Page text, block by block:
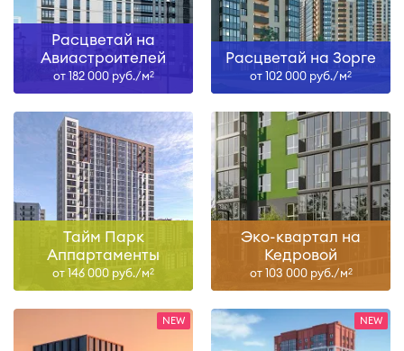
Расцветай на
Авиастроителей
от 182 000 руб./м2
Расцветай на Зорге
от 102 000 руб./м2
Тайм Парк
Аппартаменты
от 146 000 руб./м2
Эко-квартал на
Кедровой
от 103 000 руб./м2